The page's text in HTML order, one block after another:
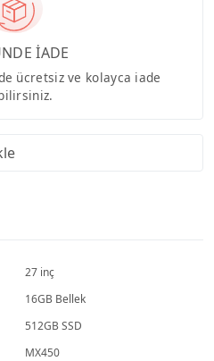
İADE
ücretsiz ve kolayca iade
27 inç
16GB Bellek
512GB SSD
MX450